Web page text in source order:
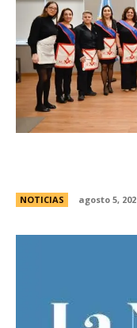
NOTICIAS agosto 5,